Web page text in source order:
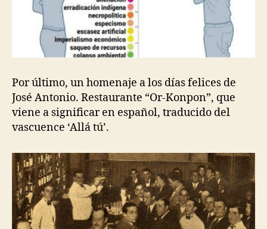
Por último, un homenaje a los días felices de
José Antonio. Restaurante “Or-Konpon”, que
viene a significar en español, traducido del
vascuence ‘Allá tú’.